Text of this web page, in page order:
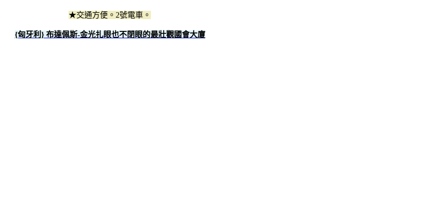
★交通方便。2號電車。
{匈牙利} 布達佩斯-金光扎眼也不閉眼的最壯觀國會大廈